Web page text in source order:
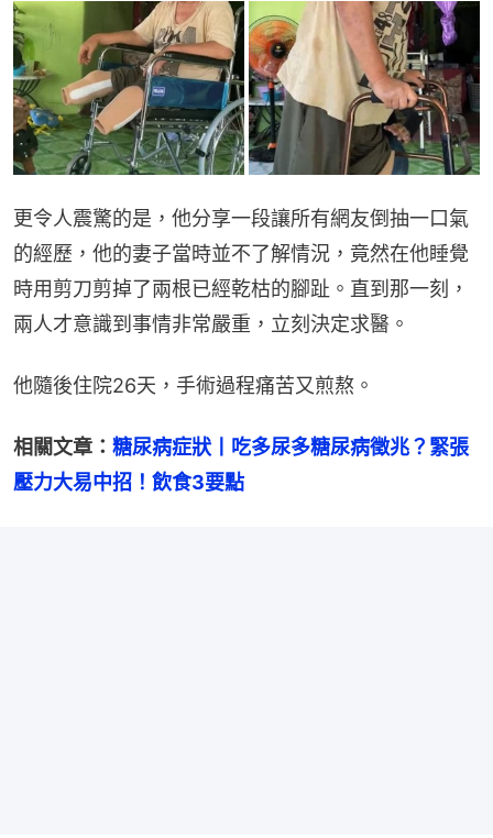
更令人震驚的是，他分享一段讓所有網友倒抽一口氣
的經歷，他的妻子當時並不了解情況，竟然在他睡覺
時用剪刀剪掉了兩根已經乾枯的腳趾。直到那一刻，
兩人才意識到事情非常嚴重，立刻決定求醫。
他隨後住院26天，手術過程痛苦又煎熬。
相關文章： 糖尿病症狀丨吃多尿多糖尿病徵兆？緊張
壓力大易中招！飲食3要點